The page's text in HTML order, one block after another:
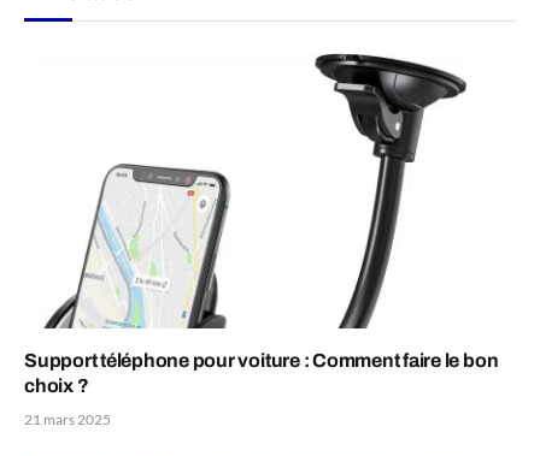
Support téléphone pour voiture : Comment faire le bon
choix ?
21 mars 2025